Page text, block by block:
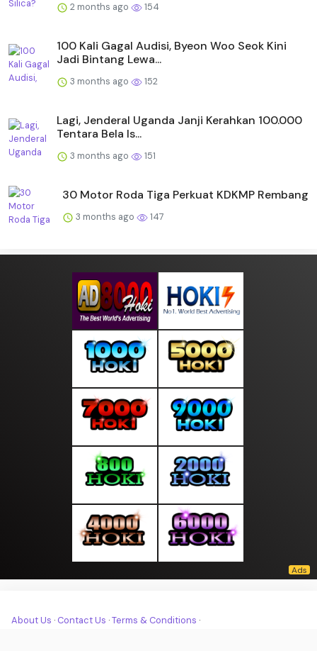
2 months ago 154
100 Kali Gagal Audisi, Byeon Woo Seok Kini
Jadi Bintang Lewa...
3 months ago 152
Lagi, Jenderal Uganda Janji Kerahkan 100.000
Tentara Bela Is...
3 months ago 151
30 Motor Roda Tiga Perkuat KDKMP Rembang
3 months ago 147
About Us · Contact Us ·Terms & Conditions ·